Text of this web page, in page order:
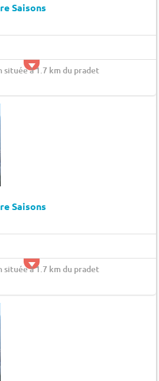
Saisons
située à 1.7 km du pradet
Saisons
située à 1.7 km du pradet